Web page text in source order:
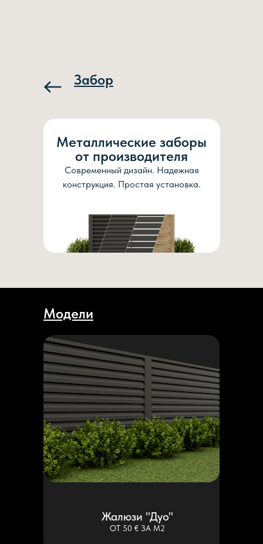
Забор
Металлические заборы
от производителя
Современный дизайн. Надежная
конструкция. Простая установка.
Жалюзи "Дуо"
ОТ 50 € ЗА М2
Модели